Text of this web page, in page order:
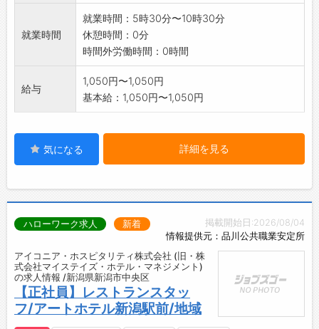
変更範囲:変更なし
就業時間
就業時間：5時30分〜10時30分
休憩時間：0分
時間外労働時間：0時間
給与
1,050円〜1,050円
基本給：1,050円〜1,050円
気になる 詳細を見る
掲載開始日:2026/08/04
情報提供元：品川公共職業安定所
ハローワーク求人 新着
アイコニア・ホスピタリティ株式会社 (旧・株
式会社マイステイズ・ホテル・マネジメント)
の求人情報 /新潟県新潟市中央区
【正社員】レストランスタッ
フ/アートホテル新潟駅前/地域